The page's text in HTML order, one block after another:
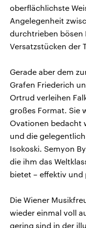
oberflächlichste
Angelegenheit
durchtrieben bösen
Versatzstücken der
Gerade aber dem
Grafen Friederich
Ortrud verleihen
großes Format. Sie
Ovationen bedacht
und die
Isokoski. Semyon
die ihm das
bietet – effektiv und
Die Wiener
wieder einmal voll
gering sind in der